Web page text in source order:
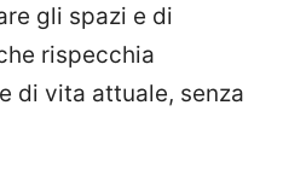
gli spazi e di
rispecchia
di vita attuale, senza